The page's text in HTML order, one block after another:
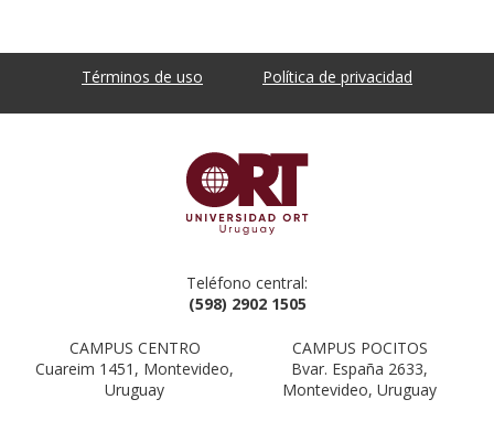
Términos de uso Política de privacidad
Teléfono central:
(598) 2902 1505
CAMPUS CENTRO
Cuareim 1451, Montevideo,
Uruguay
CAMPUS POCITOS
Bvar. España 2633,
Montevideo, Uruguay